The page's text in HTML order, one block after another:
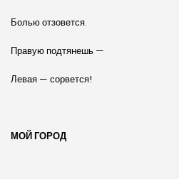
Болью отзовется.
Правую подтянешь —
Левая — сорвется!
МОЙ ГОРОД